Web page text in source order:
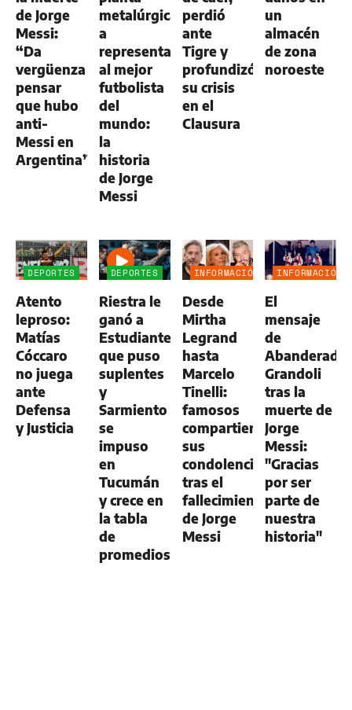
de Jorge
Messi:
“Da
vergüenza
pensar
que hubo
anti-
Messi en
Argentina”
metalúrgica
a
representar
al mejor
futbolista
del
mundo:
la
historia
de Jorge
Messi
perdió
ante
Tigre y
profundizó
su crisis
en el
Clausura
un
almacén
de zona
noroeste
DEPORTES
Atento
leproso:
Matías
Cóccaro
no juega
ante
Defensa
y Justicia
DEPORTES
Riestra le
ganó a
Estudiantes,
que puso
suplentes
y
Sarmiento
se
impuso
en
Tucumán
y crece en
la tabla
de
promedios
INFORMACIÓN
Desde
Mirtha
Legrand
hasta
Marcelo
Tinelli:
famosos
compartieron
sus
condolencias
tras el
fallecimiento
de Jorge
Messi
INFORMACIÓN
El
mensaje
de
Abanderado
Grandoli
tras la
muerte de
Jorge
Messi:
"Gracias
por ser
parte de
nuestra
historia"